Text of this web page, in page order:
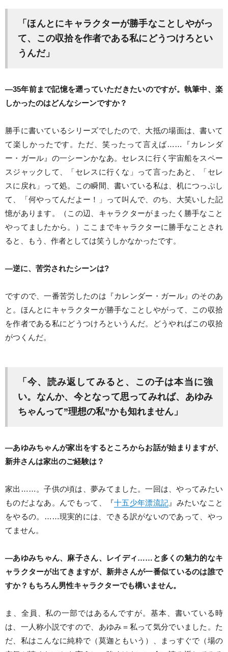
「ほんとにキャラクターが勝手なことしやがっ
て、この収拾を作者である私にどうつけろとい
うんだ」
―35年前まで記憶を遡っていただきたいのですが。執筆中、楽
しかったのはどんなシーンですか？
勝手に書いているシリーズでしたので、大抵の場面は、書いて
て楽しかったです。ただ、笑ったって言えば……『カレンダ
ー・ガール』の一シーンかなあ。セレスに行く宇宙船をスペー
スジャックして、「セレスに行くな」って言ったあと、「セレ
スに戻れ」って処。この瞬間、書いている私は、机につっぷし
て、「何やってんだよー！」って叫んで、のち、大笑いした記
憶があります。（この辺、キャラクターがまったく勝手なこと
やってましたから。）ここまでキャラクターに勝手なことされ
ると、もう、作者としては笑うしかなかったです。
―逆に、苦労されたシーンは?
ですので、一番苦労したのは『カレンダー・ガール』のそのあ
と。ほんとにキャラクターが勝手なことしやがって、この収拾
を作者である私にどうつけろというんだ。どうやればこの収拾
がつくんだ。
「今、読み返してみると、この子は本当に強
い。なんか、今となって思ってみれば、あゆみ
ちゃんって”理想の私”かも知れません」
―あゆみちゃんが家出をするところからお話が始まりますが、
新井さんは家出のご経験は？
家出……。子供の頃は、夢みてました。一回は、やってみたい
ものだよなあ。んでもって、『十五少年漂流記』みたいなこと
をやるの。……現実的には、できる訳がないのであって、やっ
てません。
―あゆみちゃん、麻子さん、レイディ……と多くの魅力的なキ
ャラクターが出てきますが、新井さんが一番似ているのは誰で
すか？もちろん男性キャラクターでも構いません。
ま、全員、私の一部ではあるんですが。基本、書いている時
は、一人称小説ですので、あゆみ＝私って気分でいました。た
だ、私はこんなに純粋で（莫迦ともいう）、まっすぐで（場の